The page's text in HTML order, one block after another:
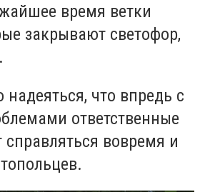
время ветки
закрывают светофор,
надеяться, что впредь с
ответственные
справляться вовремя и